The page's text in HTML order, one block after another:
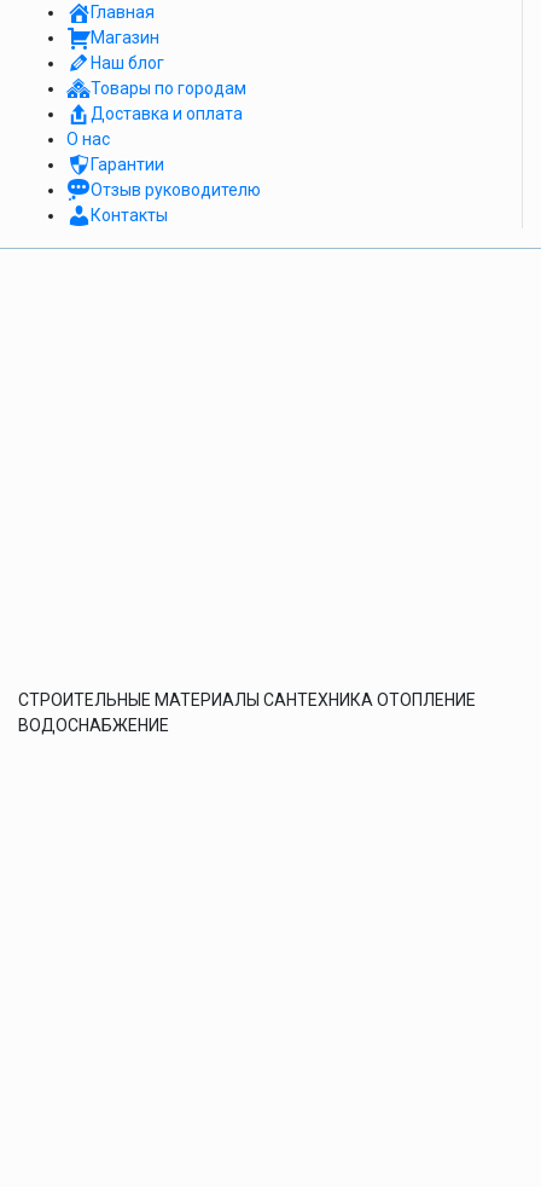
Главная
Магазин
Наш блог
Товары по городам
Доставка и оплата
О нас
Гарантии
Отзыв руководителю
Контакты
СТРОИТЕЛЬНЫЕ МАТЕРИАЛЫ САНТЕХНИКА ОТОПЛЕНИЕ
ВОДОСНАБЖЕНИЕ